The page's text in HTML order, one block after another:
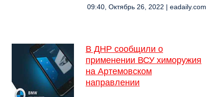
09:40, Октябрь 26, 2022 | eadaily.com
В ДНР сообщили о
применении ВСУ химоружия
на Артемовском
направлении